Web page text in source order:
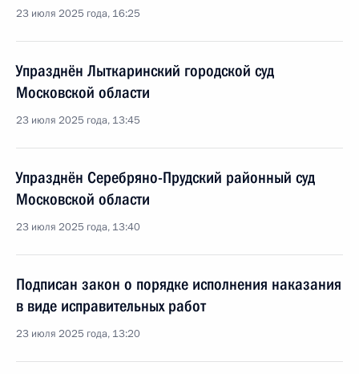
23 июля 2025 года, 16:25
Упразднён Лыткаринский городской суд
Московской области
23 июля 2025 года, 13:45
Упразднён Серебряно-Прудский районный суд
Московской области
23 июля 2025 года, 13:40
Подписан закон о порядке исполнения наказания
в виде исправительных работ
23 июля 2025 года, 13:20